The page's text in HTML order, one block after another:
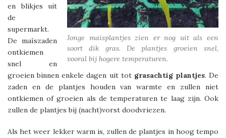
Jonge maisplantjes zien er nog uit als een
soort dik gras. De plantjes groeien snel,
vooral bij hogere temperaturen.
en blikjes uit
de
supermarkt.
De maïszaden
ontkiemen
snel en
groeien binnen enkele dagen uit tot grasachtig plantjes. De
zaden en de plantjes houden van warmte en zullen niet
ontkiemen of groeien als de temperaturen te laag zijn. Ook
zullen de plantjes bij (nacht)vorst doodvriezen.
Als het weer lekker warm is, zullen de plantjes in hoog tempo